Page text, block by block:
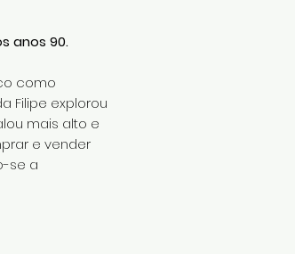
anos 90.
como
Filipe explorou
mais alto e
e vender
se a